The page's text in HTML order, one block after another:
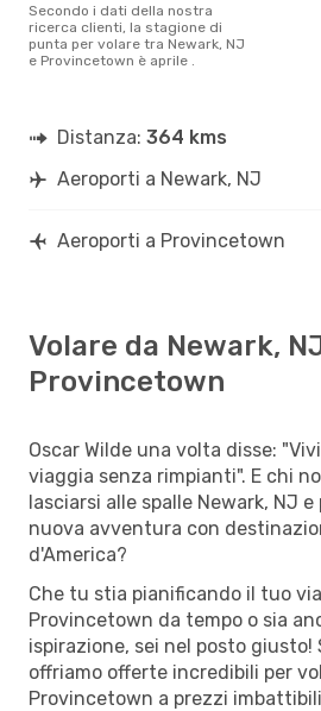
Secondo i dati della nostra
ricerca clienti, la stagione di
punta per volare tra Newark, NJ
e Provincetown è aprile .
Distanza: 364 kms
Aeroporti a Newark, NJ
Aeroporti a Provincetown
Volare da Newark,
Provincetown
Oscar Wilde una volta disse:
viaggia senza rimpianti". E chi
lasciarsi alle spalle Newark, NJ
nuova avventura con
d'America?
Che tu stia pianificando il tuo
Provincetown da tempo o sia
ispirazione, sei nel posto giusto!
offriamo offerte incredibili per
Provincetown a prezzi